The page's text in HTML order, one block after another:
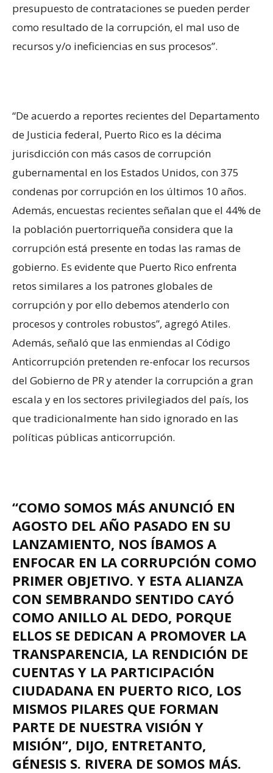
presupuesto de contrataciones se pueden perder
como resultado de la corrupción, el mal uso de
recursos y/o ineficiencias en sus procesos”.
“De acuerdo a reportes recientes del Departamento
de Justicia federal, Puerto Rico es la décima
jurisdicción con más casos de corrupción
gubernamental en los Estados Unidos, con 375
condenas por corrupción en los últimos 10 años.
Además, encuestas recientes señalan que el 44% de
la población puertorriqueña considera que la
corrupción está presente en todas las ramas de
gobierno. Es evidente que Puerto Rico enfrenta
retos similares a los patrones globales de
corrupción y por ello debemos atenderlo con
procesos y controles robustos”, agregó Atiles.
Además, señaló que las enmiendas al Código
Anticorrupción pretenden re-enfocar los recursos
del Gobierno de PR y atender la corrupción a gran
escala y en los sectores privilegiados del país, los
que tradicionalmente han sido ignorado en las
políticas públicas anticorrupción.
“COMO SOMOS MÁS ANUNCIÓ EN
AGOSTO DEL AÑO PASADO EN SU
LANZAMIENTO, NOS ÍBAMOS A
ENFOCAR EN LA CORRUPCIÓN COMO
PRIMER OBJETIVO. Y ESTA ALIANZA
CON SEMBRANDO SENTIDO CAYÓ
COMO ANILLO AL DEDO, PORQUE
ELLOS SE DEDICAN A PROMOVER LA
TRANSPARENCIA, LA RENDICIÓN DE
CUENTAS Y LA PARTICIPACIÓN
CIUDADANA EN PUERTO RICO, LOS
MISMOS PILARES QUE FORMAN
PARTE DE NUESTRA VISIÓN Y
MISIÓN”, DIJO, ENTRETANTO,
GÉNESIS S. RIVERA DE SOMOS MÁS.